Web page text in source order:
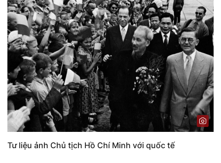
Tư liệu ảnh Chủ tịch Hồ Chí Minh với quốc tế